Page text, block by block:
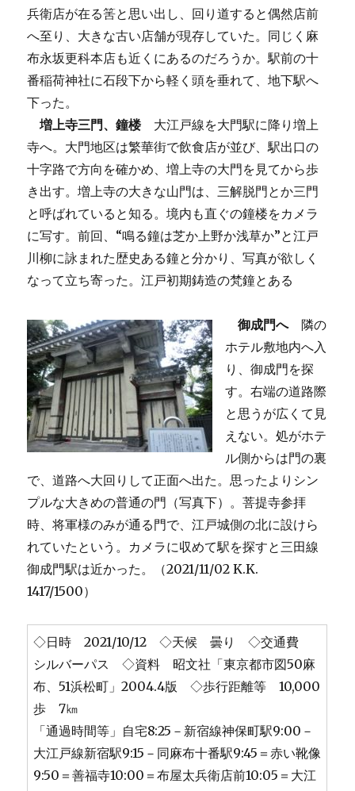
兵衛店が在る筈と思い出し、回り道すると偶然店前
へ至り、大きな古い店舗が現存していた。同じく麻
布永坂更科本店も近くにあるのだろうか。駅前の十
番稲荷神社に石段下から軽く頭を垂れて、地下駅へ
下った。
増上寺三門、鐘楼大江戸線を大門駅に降り増上
寺へ。大門地区は繁華街で飲食店が並び、駅出口の
十字路で方向を確かめ、増上寺の大門を見てから歩
き出す。増上寺の大きな山門は、三解脱門とか三門
と呼ばれていると知る。境内も直ぐの鐘楼をカメラ
に写す。前回、“鳴る鐘は芝か上野か浅草か”と江戸
川柳に詠まれた歴史ある鐘と分かり、写真が欲しく
なって立ち寄った。江戸初期鋳造の梵鐘とある
御成門へ隣の
ホテル敷地内へ入
り、御成門を探
す。右端の道路際
と思うが広くて見
えない。処がホテ
ル側からは門の裏
で、道路へ大回りして正面へ出た。思ったよりシン
プルな大きめの普通の門（写真下）。菩提寺参拝
時、将軍様のみが通る門で、江戸城側の北に設けら
れていたという。カメラに収めて駅を探すと三田線
御成門駅は近かった。（2021/11/02 K.K.
1417/1500）
◇日時 2021/10/12 ◇天候 曇り ◇交通費
シルバーパス ◇資料 昭文社「東京都市図50麻
布、51浜松町」2004.4版 ◇歩行距離等 10,000
歩 7㎞
「通過時間等」自宅8:25－新宿線神保町駅9:00－
大江戸線新宿駅9:15－同麻布十番駅9:45＝赤い靴像
9:50＝善福寺10:00＝布屋太兵衛店前10:05＝大江